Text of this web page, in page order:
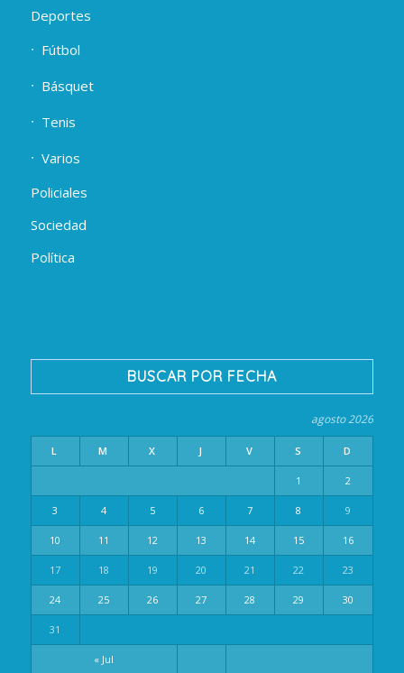
Deportes
Fútbol
Básquet
Tenis
Varios
Policiales
Sociedad
Política
BUSCAR POR FECHA
agosto 2026
L M X J V S D
« Jul
1 2
3 4 5 6 7 8 9
10 11 12 13 14 15 16
17 18 19 20 21 22 23
24 25 26 27 28 29 30
31